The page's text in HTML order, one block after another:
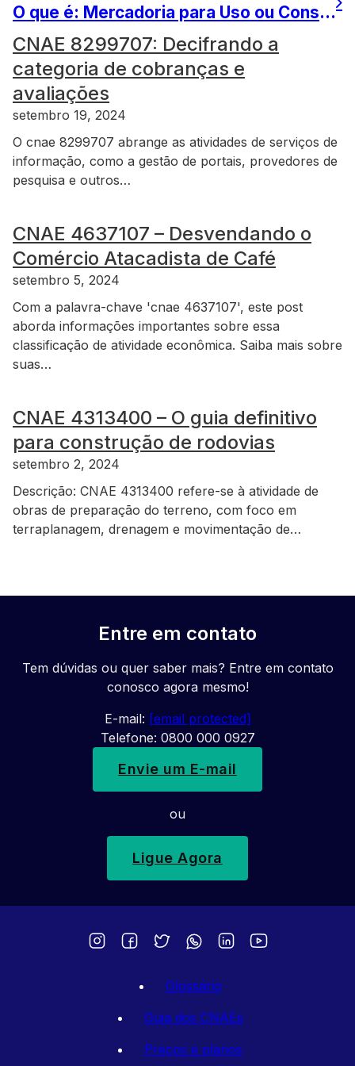
O que é: Mercadoria para Uso ou Consumo
CNAE 8299707: Decifrando a
categoria de cobranças e
avaliações
setembro 19, 2024
O cnae 8299707 abrange as atividades de serviços de
informação, como a gestão de portais, provedores de
pesquisa e outros…
CNAE 4637107 – Desvendando o
Comércio Atacadista de Café
setembro 5, 2024
Com a palavra-chave 'cnae 4637107', este post
aborda informações importantes sobre essa
classificação de atividade econômica. Saiba mais sobre
suas…
CNAE 4313400 – O guia definitivo
para construção de rodovias
setembro 2, 2024
Descrição: CNAE 4313400 refere-se à atividade de
obras de preparação do terreno, com foco em
terraplanagem, drenagem e movimentação de…
Entre em contato
Tem dúvidas ou quer saber mais? Entre em contato
conosco agora mesmo!
E-mail: [email protected]
Telefone: 0800 000 0927
Envie um E-mail
ou
Ligue Agora
Glossário
Guia dos CNAEs
Preços e planos